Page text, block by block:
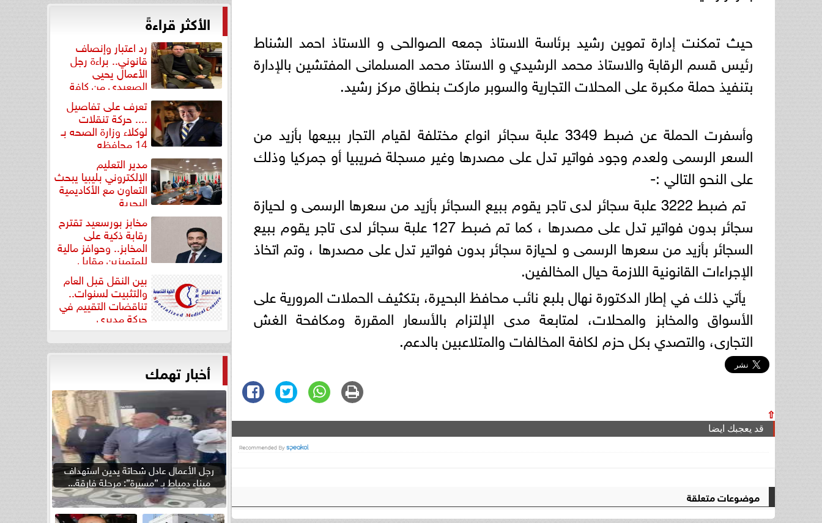
حيث تمكنت إدارة تموين رشيد برئاسة الاستاذ جمعه الصوالحى و الاستاذ احمد الشناط
رئيس قسم الرقابة والاستاذ محمد الرشيدي و الاستاذ محمد المسلمانى المفتشين بالإدارة
بتنفيذ حملة مكبرة على المحلات التجارية والسوبر ماركت بنطاق مركز رشيد.
وأسفرت الحملة عن ضبط 3349 علبة سجائر انواع مختلفة لقيام التجار ببيعها بأزيد من
السعر الرسمى ولعدم وجود فواتير تدل على مصدرها وغير مسجلة ضريبيا أو جمركيا وذلك
على النحو التالي :-
تم ضبط 3222 علبة سجائر لدى تاجر يقوم ببيع السجائر بأزيد من سعرها الرسمى و لحيازة
سجائر بدون فواتير تدل على مصدرها ، كما تم ضبط 127 علبة سجائر لدى تاجر يقوم ببيع
السجائر بأزيد من سعرها الرسمى و لحيازة سجائر بدون فواتير تدل على مصدرها ، وتم اتخاذ
الإجراءات القانونية اللازمة حيال المخالفين.
يأتي ذلك في إطار الدكتورة نهال بلبع نائب محافظ البحيرة، بتكثيف الحملات المرورية على
الأسواق والمخابز والمحلات، لمتابعة مدى الإلتزام بالأسعار المقررة ومكافحة الغش
التجارى، والتصدي بكل حزم لكافة المخالفات والمتلاعبين بالدعم.
⇧
قد يعجبك ايضا
موضوعات متعلقة
الأكثر قراءةً
رد اعتبار وإنصاف
قانوني.. براءة رجل
الأعمال يحيى
الصعيدي من كافة
التهم... تعرف على تفاصيل
.... حركة تنقلات
لوكلاء وزارة الصحه بـ
14 محافظه
مدير التعليم
الإلكتروني بليبيا يبحث
التعاون مع الأكاديمية
البحرية
مخابز بورسعيد تقترح
رقابة ذكية على
المخابز.. وحوافز مالية
للمتميزين مقابل
بين النقل قبل العام
والتثبيت لسنوات..
تناقضات التقييم في
حركة مديري
”مستشفيات...
أخبار تهمك
رجل الأعمال عادل شحاتة يدين استهداف
ميناء دمياط بـ ”مسيرة”: مرحلة فارقة...